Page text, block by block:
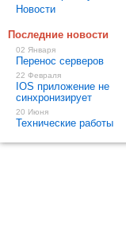
Новости
Последние новости
02 Января
Перенос серверов
22 Февраля
IOS приложение не
синхронизирует
20 Июня
Технические работы